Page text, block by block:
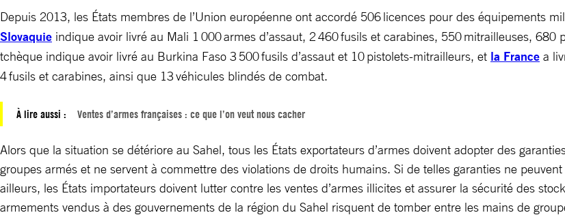
Depuis 2013, les États membres de l’Union européenne ont accordé 506 licences pour des équipements
Slovaquie indique avoir livré au Mali 1 000 armes d’assaut, 2 460 fusils et carabines, 550 mitrailleuses,
tchèque indique avoir livré au Burkina Faso 3 500 fusils d’assaut et 10 pistolets-mitrailleurs, et la France a
4 fusils et carabines, ainsi que 13 véhicules blindés de combat.
À lire aussi : Ventes d’armes françaises : ce que l’on veut nous cacher
Alors que la situation se détériore au Sahel, tous les États exportateurs d’armes doivent adopter des
groupes armés et ne servent à commettre des violations de droits humains. Si de telles garanties ne
ailleurs, les États importateurs doivent lutter contre les ventes d’armes illicites et assurer la sécurité des
armements vendus à des gouvernements de la région du Sahel risquent de tomber entre les mains de